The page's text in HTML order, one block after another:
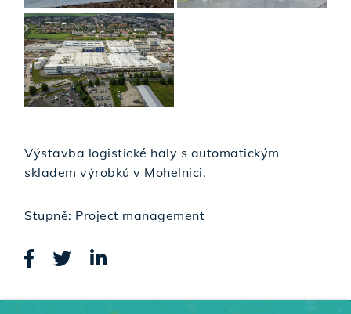
Výstavba logistické haly s automatickým
skladem výrobků v Mohelnici.
Stupně: Project management